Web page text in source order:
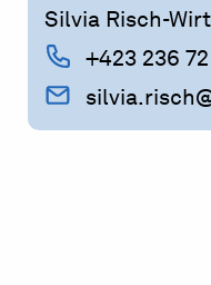
Silvia Risch-
+423 236 72